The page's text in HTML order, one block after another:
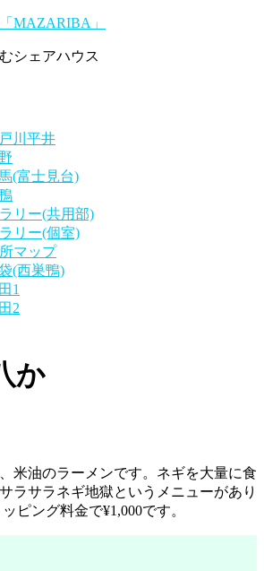
MAZARIBA」
シェアハウス
川平井
(富士見台)
リー(共用部)
リー(個室)
マップ
(西巣鴨)
1
2
か
米油のラーメンです。ネギを大量に食
ラサラネギ地獄というメニューがあり
ピング料金で¥1,000です。